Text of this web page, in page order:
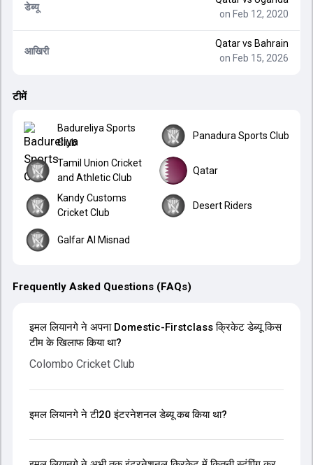
डेब्यू
on Feb 12, 2020
आखिरी
Qatarvs Bahrain
on Feb 15, 2026
टीमें
Badureliya Sports
Club
Panadura Sports Club
Tamil Union Cricket
and Athletic Club
Qatar
Kandy Customs
Cricket Club
Desert Riders
Galfar Al Misnad
Frequently Asked Questions (FAQs)
इमल लियानगे ने अपना Domestic-Firstclass क्रिकेट डेब्यू किस
टीम के खिलाफ किया था?
Colombo Cricket Club
इमल लियानगे ने टी20 इंटरनेशनल डेब्यू कब किया था?